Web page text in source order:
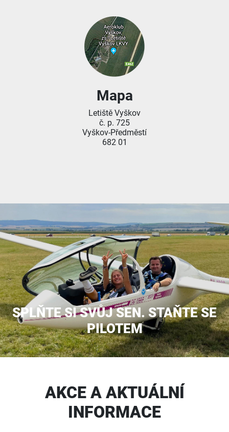
Mapa
Letiště Vyškov
č. p. 725
Vyškov-Předměstí
682 01
SPLŇTE SI SVŮJ SEN. STAŇTE SE
PILOTEM
AKCE A AKTUÁLNÍ
INFORMACE